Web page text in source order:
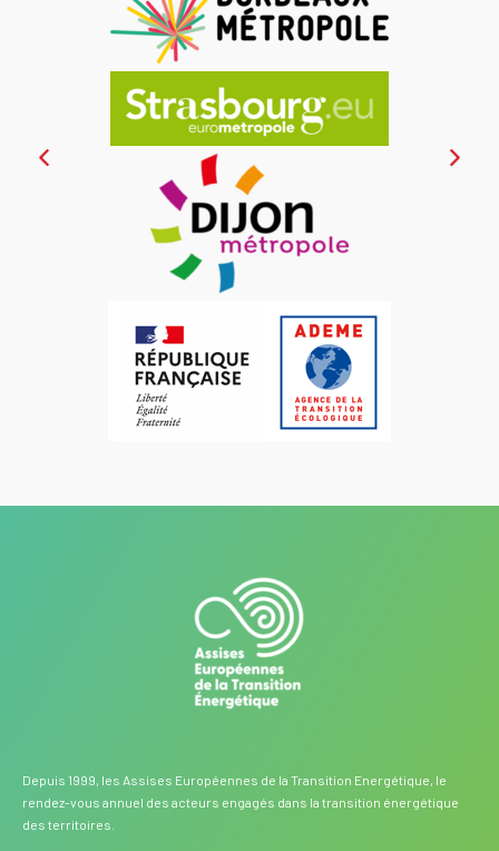
Depuis 1999, les Assises Européennes de la Transition Energétique, le
rendez-vous annuel des acteurs engagés dans la transition énergétique
des territoires.